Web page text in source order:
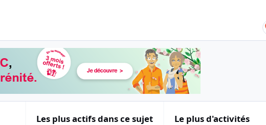
Les plus actifs dans ce sujet Le plus d'activités